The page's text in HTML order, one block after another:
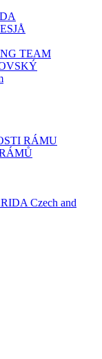
TEAM
RÁMU
Czech and